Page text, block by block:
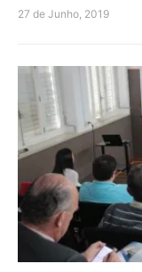
27 de Junho, 2019